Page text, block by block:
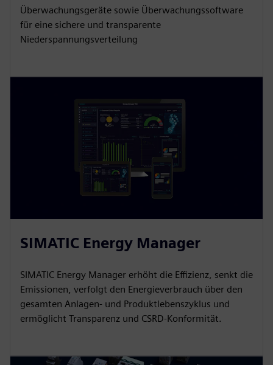
Überwachungsgeräte sowie Überwachungssoftware
für eine sichere und transparente
Niederspannungsverteilung
SIMATIC Energy Manager
SIMATIC Energy Manager erhöht die Effizienz, senkt die
Emissionen, verfolgt den Energieverbrauch über den
gesamten Anlagen- und Produktlebenszyklus und
ermöglicht Transparenz und CSRD-Konformität.